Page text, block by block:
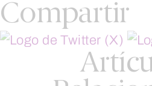
Compartir